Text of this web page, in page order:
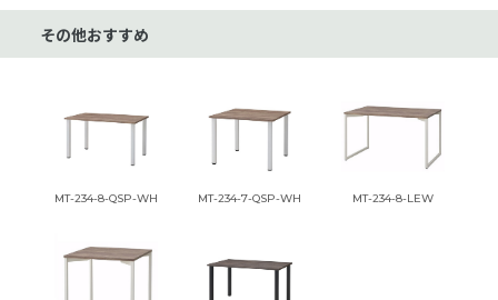
その他おすすめ
MT-234-8-QSP-WH MT-234-7-QSP-WH MT-234-8-LEW